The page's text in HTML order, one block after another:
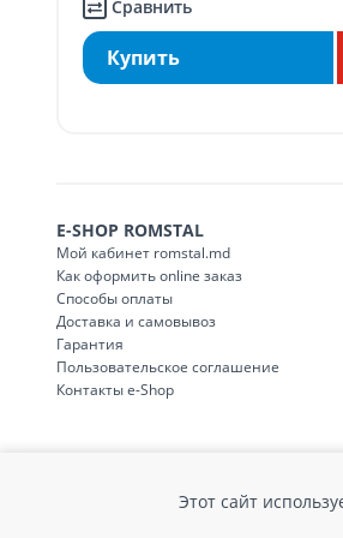
Сравнить
Купить
E-SHOP ROMSTAL
Мой кабинет romstal.md
Как оформить online заказ
Способы оплаты
Доставка и самовывоз
Гарантия
Пользовательское соглашение
Контакты e-Shop
© Romstal 2026Этот сайт